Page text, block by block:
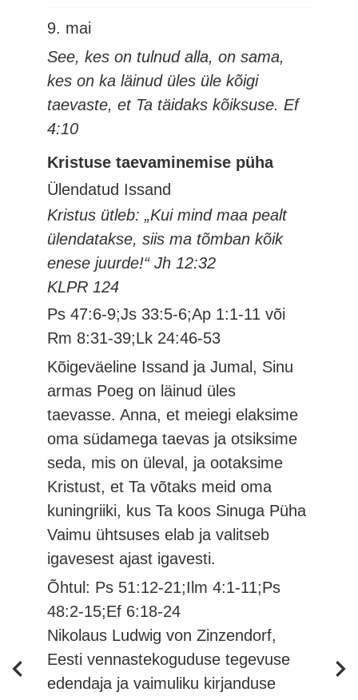
9. mai
See, kes on tulnud alla, on sama,
kes on ka läinud üles üle kõigi
taevaste, et Ta täidaks kõiksuse. Ef
4:10
Kristuse taevaminemise püha
Ülendatud Issand
Kristus ütleb: „Kui mind maa pealt
ülendatakse, siis ma tõmban kõik
enese juurde!“ Jh 12:32
KLPR 124
Ps 47:6-9;Js 33:5-6;Ap 1:1-11 või
Rm 8:31-39;Lk 24:46-53
Kõigeväeline Issand ja Jumal, Sinu
armas Poeg on läinud üles
taevasse. Anna, et meiegi elaksime
oma südamega taevas ja otsiksime
seda, mis on üleval, ja ootaksime
Kristust, et Ta võtaks meid oma
kuningriiki, kus Ta koos Sinuga Püha
Vaimu ühtsuses elab ja valitseb
igavesest ajast igavesti.
Õhtul: Ps 51:12-21;Ilm 4:1-11;Ps
48:2-15;Ef 6:18-24
Nikolaus Ludwig von Zinzendorf,
Eesti vennastekoguduse tegevuse
edendaja ja vaimuliku kirjanduse